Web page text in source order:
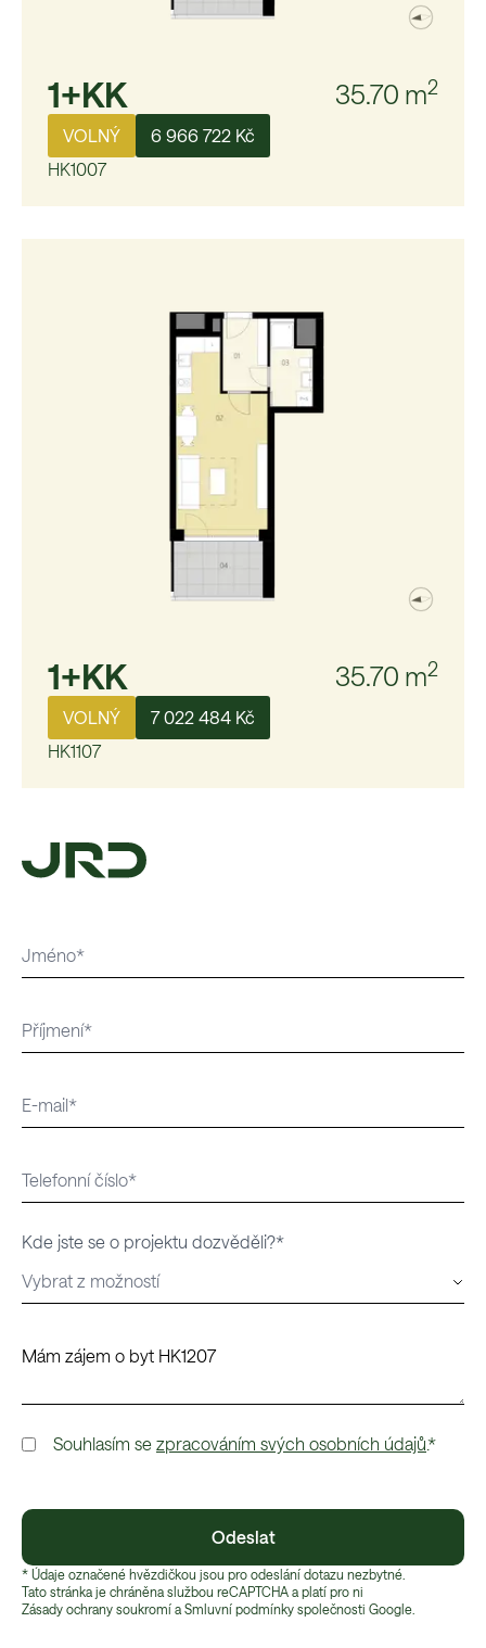
1+KK 35.70 m2
VOLNÝ
6 966 722 Kč
HK1007
1+KK 35.70 m2
VOLNÝ
7 022 484 Kč
HK1107
Kde jste se o projektu dozvěděli?*
Souhlasím se zpracováním svých osobních údajů.*
Odeslat
* Údaje označené hvězdičkou jsou pro odeslání dotazu nezbytné.
Tato stránka je chráněna službou reCAPTCHA a platí pro ni
Zásady ochrany soukromí a Smluvní podmínky společnosti Google.